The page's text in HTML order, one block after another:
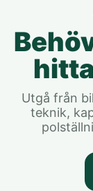
Utgå från
teknik,